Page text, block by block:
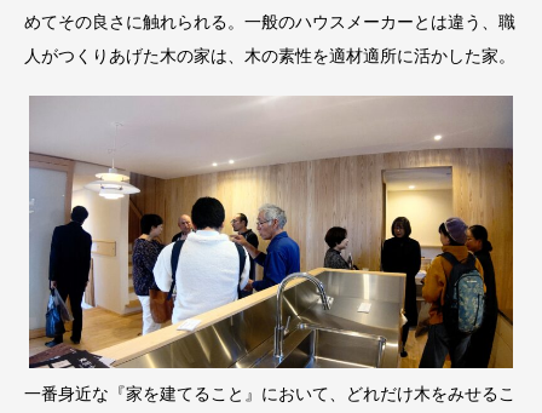
めてその良さに触れられる。一般のハウスメーカーとは違う、職
人がつくりあげた木の家は、木の素性を適材適所に活かした家。
一番身近な『家を建てること』において、どれだけ木をみせるこ